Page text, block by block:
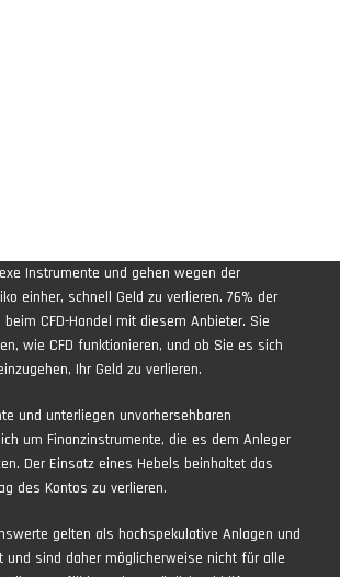
Instrumente und gehen wegen der
einher, schnell Geld zu verlieren. 76% der
CFD-Handel mit diesem Anbieter. Sie
wie CFD funktionieren, und ob Sie es sich
Ihr Geld zu verlieren.
und unterliegen unvorhersehbaren
um Finanzinstrumente, die es dem Anleger
Der Einsatz eines Hebels beinhaltet das
des Kontos zu verlieren.
gelten als hochspekulative Anlagen und
und sind daher möglicherweise nicht für alle